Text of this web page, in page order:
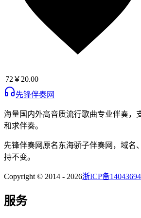
72 ￥20.00
先锋伴奏网
海量国内外高音质流行歌曲专业伴奏，
和求伴奏。
先锋伴奏网 原名东海骄子伴奏网 ，域名
持不变。
Copyright © 2014 - 2026浙ICP备
服务